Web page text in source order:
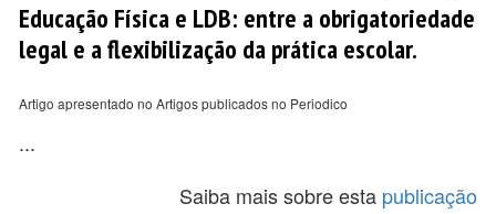
Educação Física e LDB: entre a obrigatoriedade
legal e a flexibilização da prática escolar.
Artigo apresentado no Artigos publicados no Periodico
...
Saiba mais sobre esta publicação